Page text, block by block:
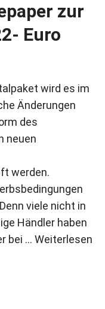
zur
Euro
wird es im
Änderungen
des
neuen
werden.
viele nicht in
Händler haben
bei … Weiterlesen